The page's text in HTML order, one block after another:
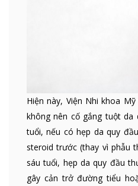
Hiện này, Viện Nhi khoa
không nên cố gắng tuột
tuổi, nếu có hẹp da quy
steroid trước (thay vì phẫu
sáu tuổi, hẹp da quy đầu
gây cản trở đường tiểu